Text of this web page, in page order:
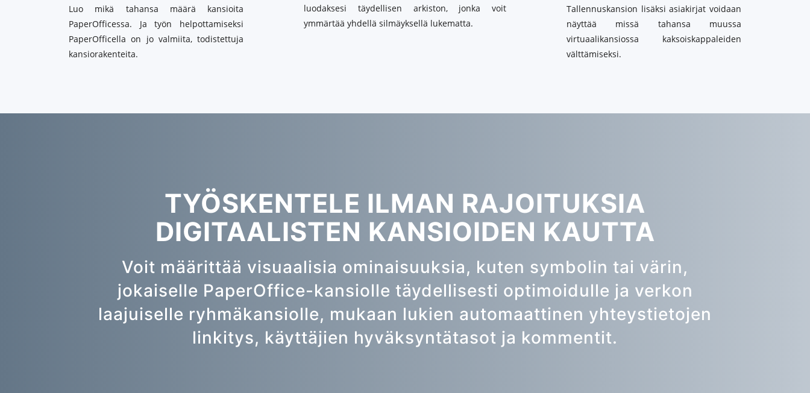
Luo mikä tahansa määrä kansioita
PaperOfficessa. Ja työn helpottamiseksi
PaperOfficella on jo valmiita, todistettuja
kansiorakenteita.
luodaksesi täydellisen arkiston, jonka voit
ymmärtää yhdellä silmäyksellä lukematta.
Tallennuskansion lisäksi asiakirjat voidaan
näyttää missä tahansa muussa
virtuaalikansiossa kaksoiskappaleiden
välttämiseksi.
TYÖSKENTELE ILMAN RAJOITUKSIA
DIGITAALISTEN KANSIOIDEN KAUTTA
Voit määrittää visuaalisia ominaisuuksia, kuten symbolin tai värin,
jokaiselle PaperOffice-kansiolle täydellisesti optimoidulle ja verkon
laajuiselle ryhmäkansiolle, mukaan lukien automaattinen yhteystietojen
linkitys, käyttäjien hyväksyntätasot ja kommentit.